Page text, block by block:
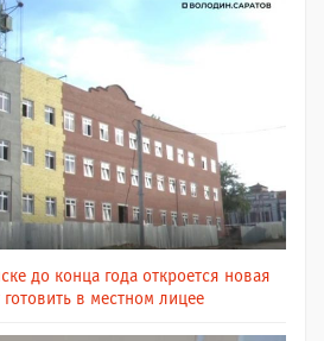
до конца года откроется новая
в местном лицее